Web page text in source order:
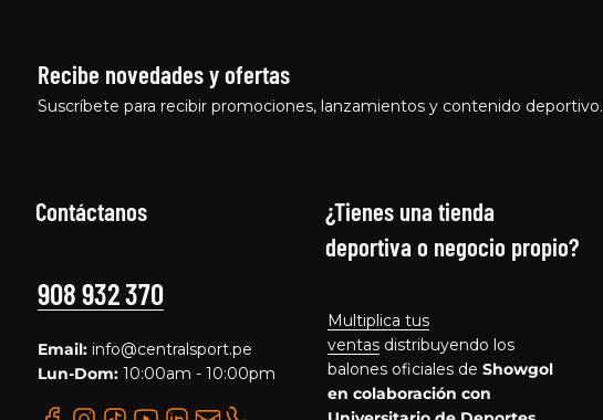
Recibe novedades y ofertas
Suscríbete para recibir promociones, lanzamientos y contenido deportivo.
Contáctanos
908 932 370
Email: info@centralsport.pe
Lun-Dom: 10:00am - 10:00pm
¿Tienes una tienda
deportiva o negocio propio?
Multiplica tus
ventas distribuyendo los
balones oficiales deShowgol
en colaboración con